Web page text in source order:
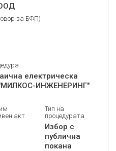
за БФП)
електрическа
"МИЛКОС-ИНЖЕНЕРИНГ"
акт
Тип на
процедурата
Избор с
публична
покана